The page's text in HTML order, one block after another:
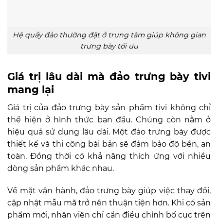
Hệ quầy đảo thường đặt ở trung tâm giúp không gian
trưng bày tối ưu
Giá trị lâu dài mà đảo trưng bày tivi
mang lại
Giá trị của đảo trưng bày sản phẩm tivi không chỉ
thể hiện ở hình thức ban đầu. Chúng còn nằm ở
hiệu quả sử dụng lâu dài. Một đảo trưng bày được
thiết kế và thi công bài bản sẽ đảm bảo độ bền, an
toàn. Đồng thời có khả năng thích ứng với nhiều
dòng sản phẩm khác nhau.
Về mặt vận hành, đảo trưng bày giúp việc thay đổi,
cập nhật mẫu mã trở nên thuận tiện hơn. Khi có sản
phẩm mới, nhân viên chỉ cần điều chỉnh bố cục trên